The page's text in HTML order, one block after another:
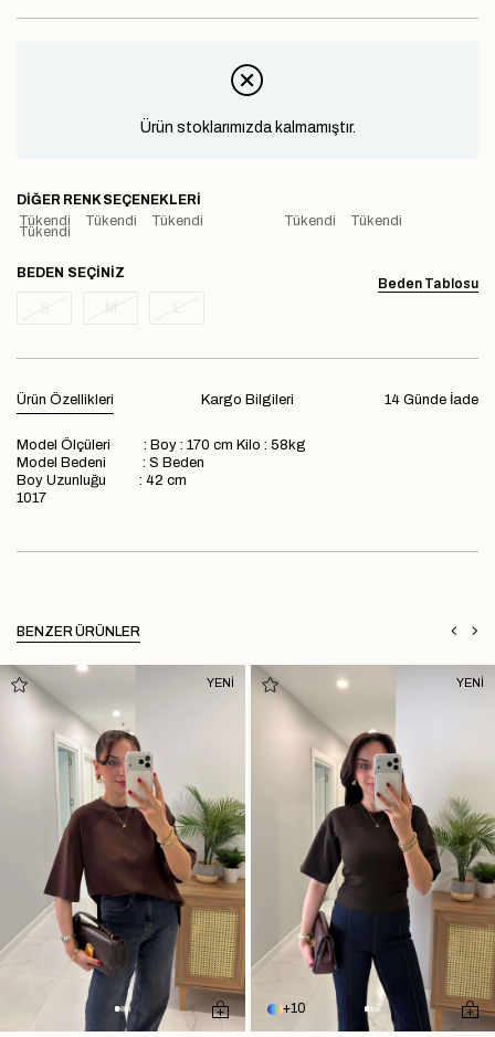
Ürün stoklarımızda kalmamıştır.
DIĞER RENK SEÇENEKLERI
Tükendi
Tükendi Tükendi Tükendi Tükendi
Tükendi
Beden Tablosu
BEDEN
Ürün Özellikleri 14 Günde İade
Kargo Bilgileri
Model Ölçüleri : Boy : 170 cm Kilo : 58kg
Model Bedeni : S Beden
Boy Uzunluğu : 42 cm
1017
BENZER ÜRÜNLER
YENİ
10
YENİ